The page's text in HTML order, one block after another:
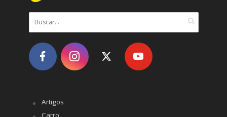
Artigos
Carro